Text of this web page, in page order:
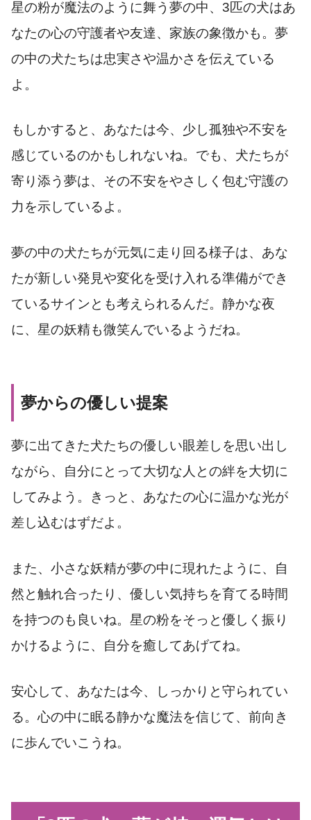
星の粉が魔法のように舞う夢の中、3匹の犬はあ
なたの心の守護者や友達、家族の象徴かも。夢
の中の犬たちは忠実さや温かさを伝えている
よ。
もしかすると、あなたは今、少し孤独や不安を
感じているのかもしれないね。でも、犬たちが
寄り添う夢は、その不安をやさしく包む守護の
力を示しているよ。
夢の中の犬たちが元気に走り回る様子は、あな
たが新しい発見や変化を受け入れる準備ができ
ているサインとも考えられるんだ。静かな夜
に、星の妖精も微笑んでいるようだね。
夢からの優しい提案
夢に出てきた犬たちの優しい眼差しを思い出し
ながら、自分にとって大切な人との絆を大切に
してみよう。きっと、あなたの心に温かな光が
差し込むはずだよ。
また、小さな妖精が夢の中に現れたように、自
然と触れ合ったり、優しい気持ちを育てる時間
を持つのも良いね。星の粉をそっと優しく振り
かけるように、自分を癒してあげてね。
安心して、あなたは今、しっかりと守られてい
る。心の中に眠る静かな魔法を信じて、前向き
に歩んでいこうね。